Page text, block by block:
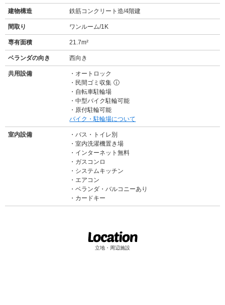
建物構造 鉄筋コンクリート造/4階建
間取り ワンルーム/1K
専有面積 21.7m²
ベランダの向き 西向き
共用設備
オートロック
民間ゴミ収集 ⓘ
自転車駐輪場
中型バイク駐輪可能
原付駐輪可能
バイク・駐輪場について
室内設備
バス・トイレ別
室内洗濯機置き場
インターネット無料
ガスコンロ
システムキッチン
エアコン
ベランダ・バルコニーあり
カードキー
立地・周辺施設